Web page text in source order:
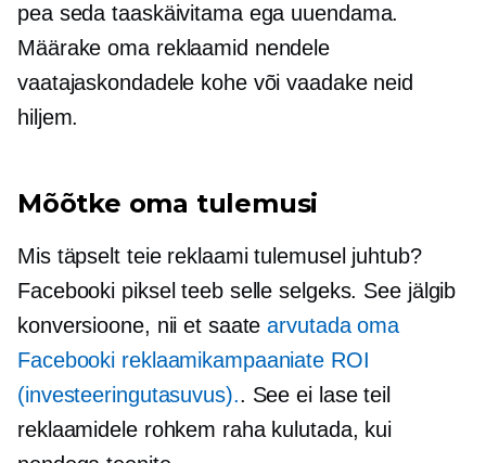
pea seda taaskäivitama ega uuendama.
Määrake oma reklaamid nendele
vaatajaskondadele kohe või vaadake neid
hiljem.
Mõõtke oma tulemusi
Mis täpselt teie reklaami tulemusel juhtub?
Facebooki piksel teeb selle selgeks. See jälgib
konversioone, nii et saatearvutada oma
Facebooki reklaamikampaaniate ROI
(investeeringutasuvus).. See ei lase teil
reklaamidele rohkem raha kulutada, kui